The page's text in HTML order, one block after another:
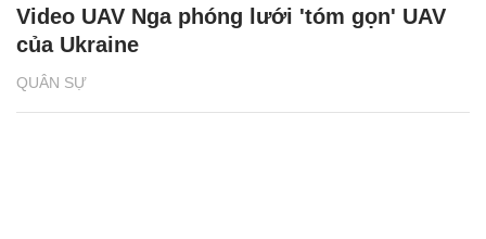
QUÂN SỰ
Video UAV Nga phóng lưới 'tóm gọn' UAV
của Ukraine